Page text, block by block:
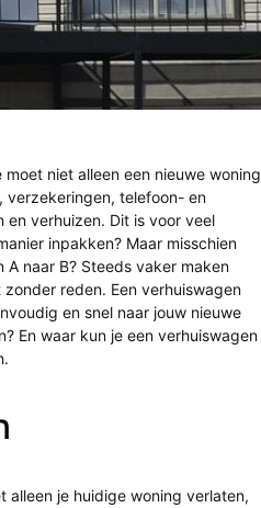
niet alleen een nieuwe woning
verzekeringen, telefoon- en
en verhuizen. Dit is voor veel
inpakken? Maar misschien
naar B? Steeds vaker maken
reden. Een verhuiswagen
en snel naar jouw nieuwe
En waar kun je een verhuiswagen
alleen je huidige woning verlaten,